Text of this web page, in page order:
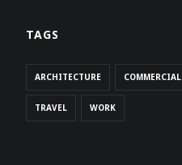
TAGS
ARCHITECTURE COMMERCIAL
TRAVEL WORK